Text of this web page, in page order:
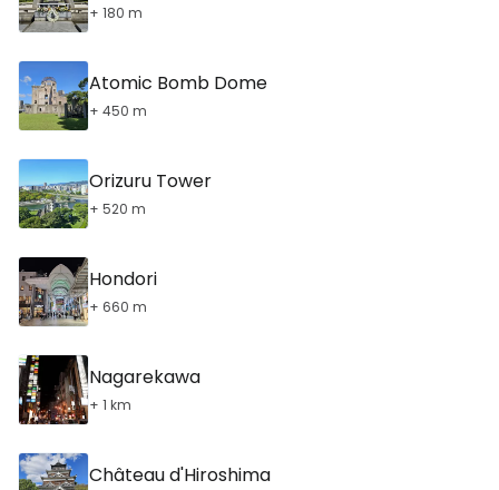
+ 180 m
Atomic Bomb Dome
+ 450 m
Orizuru Tower
+ 520 m
Hondori
+ 660 m
Nagarekawa
+ 1 km
Château d'Hiroshima